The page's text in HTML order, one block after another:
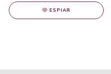
ESPIAR